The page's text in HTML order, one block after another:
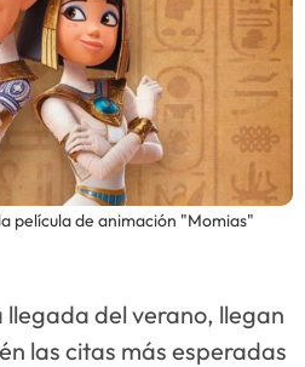
película de animación "Momias"
llegada del verano, llegan
las citas más esperadas